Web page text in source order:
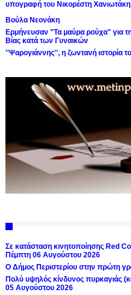
υπογραφή του Νικορέστη Χανιωτάκη
Βούλα Νεονάκη
Ερμήνευσαν "Τα μαύρα ρούχα" για
Βίας κατά των Γυναικών
''Ψαρογιάννης'', η ζωντανή ιστορία
Σε κατάσταση κινητοποίησης Red
Πέμπτη 06 Αυγούστου 2026
Ο Δήμος Περιστερίου στην πρώτη
Πολύ υψηλός κίνδυνος πυρκαγιάς
05 Αυγούστου 2026